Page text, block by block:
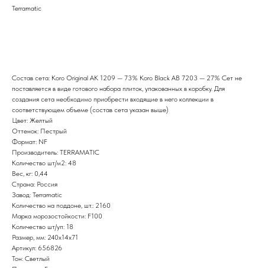
Terramatic
Состав сета: Koro Original AK 1209 — 73% Koro Black AB 7203 — 27% Сет не
поставляется в виде готового набора плиток, упакованных в коробку. Для
создания сета необходимо приобрести входящие в него коллекции в
соответствующем объеме (состав сета указан выше)
Цвет: Желтый
Оттенок: Пестрый
Формат: NF
Производитель: TERRAMATIC
Количество шт/м2: 48
Вес, кг: 0,44
Страна: Россия
Завод: Terramatic
Количество на поддоне, шт.: 2160
Марка морозостойкости: F100
Количество шт/уп: 18
Размер, мм: 240х14х71
Артикул: 656826
Тон: Светлый